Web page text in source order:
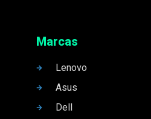
Marcas
Lenovo
Asus
Dell